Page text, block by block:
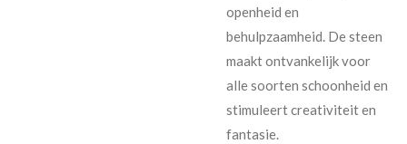
openheid en
behulpzaamheid. De steen
maakt ontvankelijk voor
alle soorten schoonheid en
stimuleert creativiteit en
fantasie.